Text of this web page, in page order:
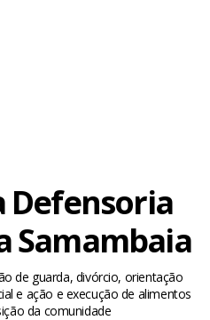
Defensoria
Samambaia
de guarda, divórcio, orientação
e ação e execução de alimentos
da comunidade